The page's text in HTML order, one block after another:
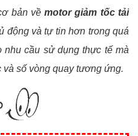
bản vềmotor giảm tốc tải
động và tự tin hơn trong quá
nhu cầu sử dụng thực tế mà
số vòng quay tương ứng.